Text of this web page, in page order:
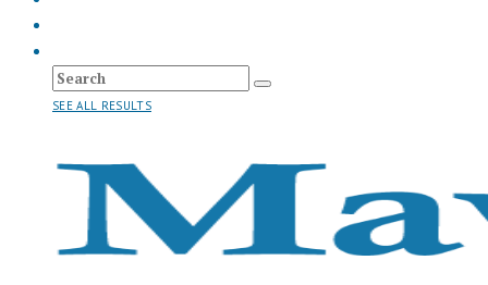
SEE ALL RESULTS